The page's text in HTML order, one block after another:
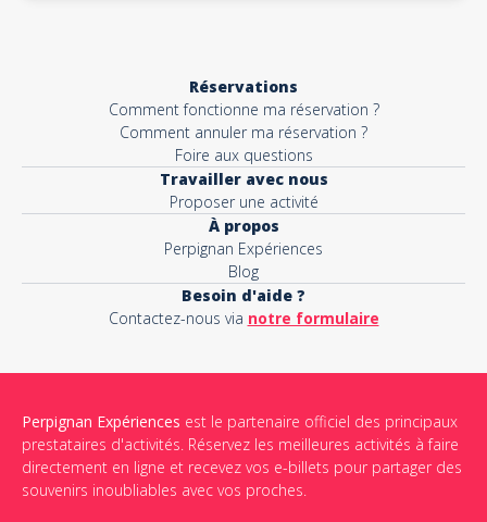
Réservations
Comment fonctionne ma réservation ?
Comment annuler ma réservation ?
Foire aux questions
Travailler avec nous
Proposer une activité
À propos
Perpignan Expériences
Blog
Besoin d'aide ?
Contactez-nous via notre formulaire
Perpignan Expériences est le partenaire officiel des principaux
prestataires d'activités. Réservez les meilleures activités à faire
directement en ligne et recevez vos e-billets pour partager des
souvenirs inoubliables avec vos proches.